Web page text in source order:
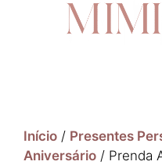
Início / Presentes
Aniversário / Prenda